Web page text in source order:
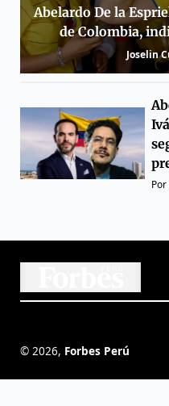
Abelardo De la
de Colombia,
Joselin
Por
© 2026, Forbes Perú